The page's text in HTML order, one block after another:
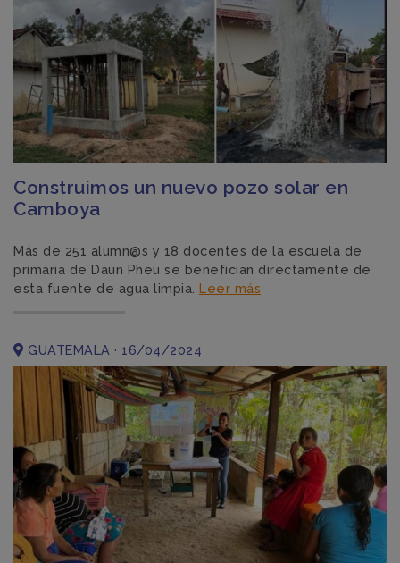
Construimos un nuevo pozo solar en
Camboya
Más de 251 alumn@s y 18 docentes de la escuela de
primaria de Daun Pheu se benefician directamente de
esta fuente de agua limpia. Leer más
GUATEMALA · 16/04/2024